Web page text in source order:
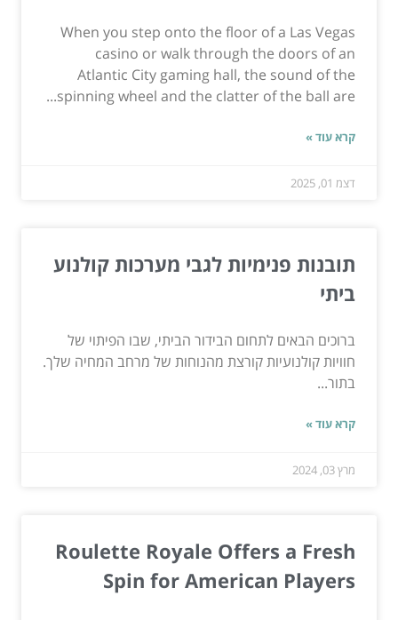
When you step onto the floor of a Las Vegas
casino or walk through the doors of an
Atlantic City gaming hall, the sound of the
spinning wheel and the clatter of the ball are...
קרא עוד »
דצמ 01, 2025
תובנות פנימיות לגבי מערכות קולנוע
ביתי
ברוכים הבאים לתחום הבידור הביתי, שבו הפיתוי של
חוויות קולנועיות קורצת מהנוחות של מרחב המחיה שלך.
בתור...
קרא עוד »
מרץ 03, 2024
Roulette Royale Offers a Fresh
Spin for American Players